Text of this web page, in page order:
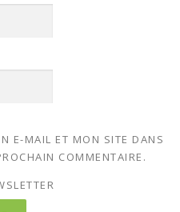
E-MAIL ET MON SITE DANS
COMMENTAIRE.